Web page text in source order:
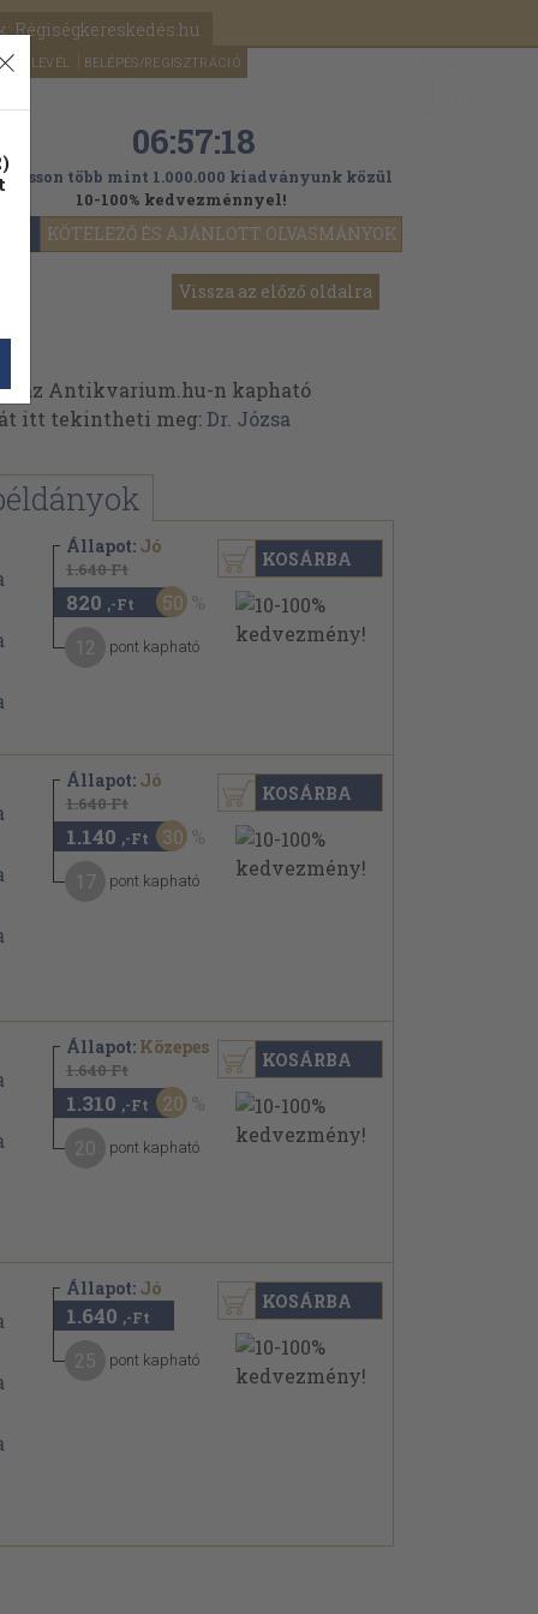
Régiségkereskedés.hu
HÍRLEVÉL BELÉPÉS/REGISZTRÁCIÓ
KÖTELEZŐ ÉS AJÁNLOTT OLVASMÁNYOK
06:57:17
több mint 1.000.000 kiadványunk közül
10-100% kedvezménnyel!
Vissza az előző oldalra
az Antikvarium.hu-n kapható
itt tekintheti meg:Dr. Józsa
Állapot: Jó
1.640 Ft
820 ,-Ft 50
pont kapható
KOSÁRBA
Állapot: Jó
1.640 Ft
1.140 ,-Ft 30
pont kapható
KOSÁRBA
Állapot: Közepes
1.640 Ft
1.310 ,-Ft 20
pont kapható
KOSÁRBA
Állapot: Jó
1.640 ,-Ft
pont kapható
KOSÁRBA